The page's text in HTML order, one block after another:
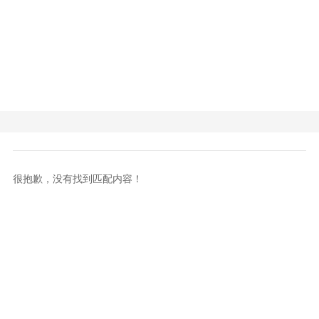
很抱歉，没有找到匹配内容！